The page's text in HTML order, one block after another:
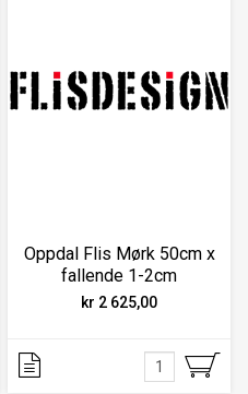
Oppdal Flis Mørk 50cm x
fallende 1-2cm
kr 2 625,00